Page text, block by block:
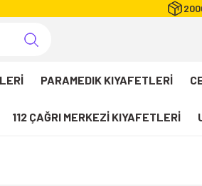
PARAMEDIK KIYAFETLERİ
112 ÇAĞRI MERKEZİ KIYAFETLERİ